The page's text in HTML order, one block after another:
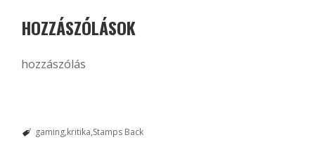
HOZZÁSZÓLÁSOK
hozzászólás
gaming kritika Stamps Back